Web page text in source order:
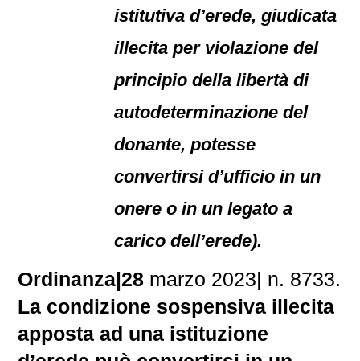
istitutiva d’erede, giudicata
illecita per violazione del
principio della libertà di
autodeterminazione del
donante, potesse
convertirsi d’ufficio in un
onere o in un legato a
carico dell’erede).
Ordinanza|28 marzo 2023| n. 8733.
La condizione sospensiva illecita
apposta ad una istituzione